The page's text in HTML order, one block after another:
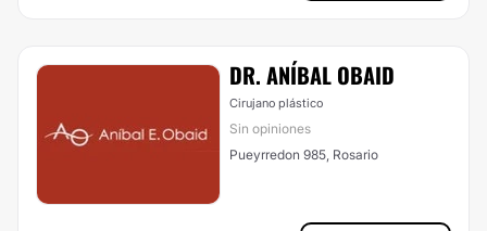
DR. ANÍBAL OBAID
Cirujano plástico
Sin opiniones
Pueyrredon 985, Rosario